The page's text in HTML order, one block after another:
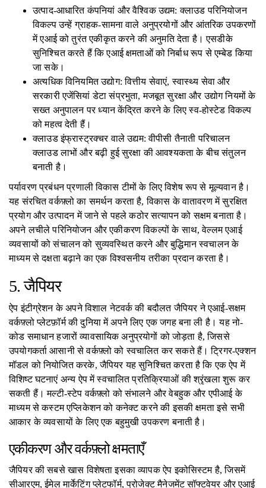
उत्पाद-आधारित कंपनियां और वैश्विक उद्यम: क्लाउड परिनियोजन
विकल्प उन्हें ग्राहक-सामना वाले अनुप्रयोगों और आंतरिक उपकरणों
में एआई को तुरंत एकीकृत करने की अनुमति देता है। एसडीके
सुनिश्चित करते हैं कि एआई क्षमताओं को निर्बाध रूप से एम्बेड किया
जा सके।
अत्यधिक विनियमित उद्योग: वित्तीय सेवाएं, स्वास्थ्य सेवा और
सरकारी एजेंसियां ​​डेटा संप्रभुता, मजबूत सुरक्षा और उद्योग नियमों के
सख्त अनुपालन पर ध्यान केंद्रित करने के लिए स्व-होस्टेड विकल्प
को महत्व देती हैं।
क्लाउड इंफ्रास्ट्रक्चर वाले उद्यम: वीपीसी तैनाती परिचालन
क्लाउड लाभों और बढ़ी हुई सुरक्षा की आवश्यकता के बीच संतुलन
बनाती है।
पर्यावरण प्रबंधन प्रणाली विकास टीमों के लिए विशेष रूप से मूल्यवान है।
यह संरचित वर्कफ़्लो का समर्थन करता है, विकास के वातावरण में सुरक्षित
प्रयोग और उत्पादन में जाने से पहले कठोर सत्यापन को सक्षम बनाता है।
अपने लचीले परिनियोजन और एकीकरण विकल्पों के साथ, वेल्लम एआई
व्यवसायों को संचालन को सुव्यवस्थित करने और बुद्धिमान स्वचालन के
माध्यम से दक्षता बढ़ाने का एक विश्वसनीय तरीका प्रदान करता है।
5. जैपियर
ऐप इंटीग्रेशन के अपने विशाल नेटवर्क की बदौलत जैपियर ने एआई-सक्षम
वर्कफ़्लो प्लेटफ़ॉर्म की दुनिया में अपने लिए एक जगह बना ली है। यह नो-
कोड समाधान हजारों व्यावसायिक अनुप्रयोगों को जोड़ता है, जिससे
उपयोगकर्ता आसानी से वर्कफ़्लो को स्वचालित कर सकते हैं। ट्रिगर-एक्शन
मॉडल को नियोजित करके, जैपियर यह सुनिश्चित करता है कि एक ऐप में
विशिष्ट घटनाएं अन्य ऐप में स्वचालित प्रतिक्रियाओं की श्रृंखला शुरू कर
सकती हैं। मल्टी-स्टेप वर्कफ़्लो को संभालने और वेबहुक और एपीआई के
माध्यम से कस्टम एप्लिकेशन को कनेक्ट करने की इसकी क्षमता इसे सभी
आकार के व्यवसायों के लिए एक बहुमुखी उपकरण बनाती है।
एकीकरण और वर्कफ़्लो क्षमताएँ
जैपियर की सबसे खास विशेषता इसका व्यापक ऐप इकोसिस्टम है, जिसमें
सीआरएम, ईमेल मार्केटिंग प्लेटफॉर्म, प्रोजेक्ट मैनेजमेंट सॉफ्टवेयर और एआई